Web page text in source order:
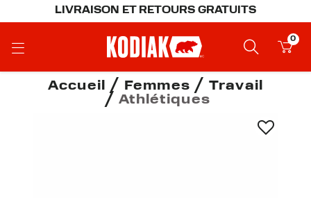
LIVRAISON ET RETOURS GRATUITS
0
Accueil Femmes
Travail
Athlétiques